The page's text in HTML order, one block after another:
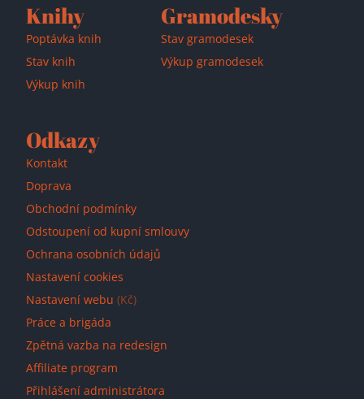
Knihy
Poptávka knih
Stav knih
Výkup knih
Gramodesky
Stav gramodesek
Výkup gramodesek
Odkazy
Kontakt
Doprava
Obchodní podmínky
Odstoupení od kupní smlouvy
Ochrana osobních údajů
Nastavení cookies
Nastavení webu (Kč)
Práce a brigáda
Zpětná vazba na redesign
Affiliate program
Přihlášení administrátora